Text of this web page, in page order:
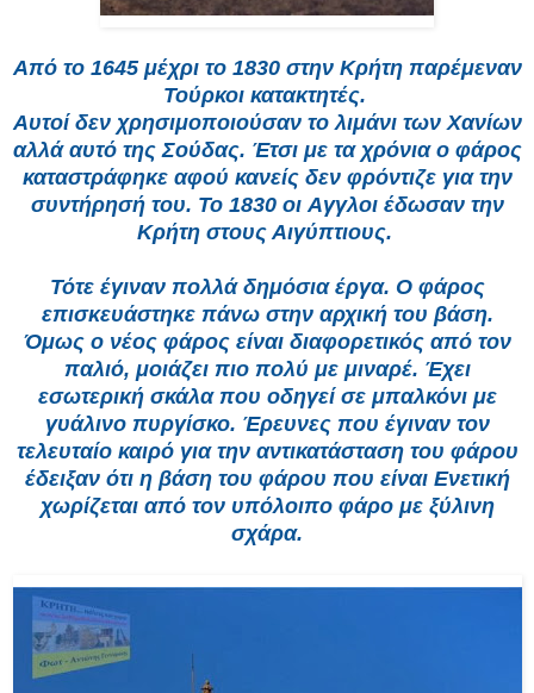
Από το 1645 μέχρι το 1830 στην Κρήτη παρέμεναν
Τούρκοι κατακτητές.
Αυτοί δεν χρησιμοποιούσαν το λιμάνι των Χανίων
αλλά αυτό της Σούδας. Έτσι με τα χρόνια ο φάρος
καταστράφηκε αφού κανείς δεν φρόντιζε για την
συντήρησή του. Το 1830 οι Aγγλοι έδωσαν την
Κρήτη στους Αιγύπτιους.
Τότε έγιναν πολλά δημόσια έργα. Ο φάρος
επισκευάστηκε πάνω στην αρχική του βάση.
Όμως ο νέος φάρος είναι διαφορετικός από τον
παλιό, μοιάζει πιο πολύ με μιναρέ. Έχει
εσωτερική σκάλα που οδηγεί σε μπαλκόνι με
γυάλινο πυργίσκο. Έρευνες που έγιναν τον
τελευταίο καιρό για την αντικατάσταση του φάρου
έδειξαν ότι η βάση του φάρου που είναι Ενετική
χωρίζεται από τον υπόλοιπο φάρο με ξύλινη
σχάρα.